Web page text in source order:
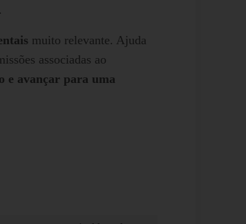
muito relevante. Ajuda
associadas ao
e avançar para uma